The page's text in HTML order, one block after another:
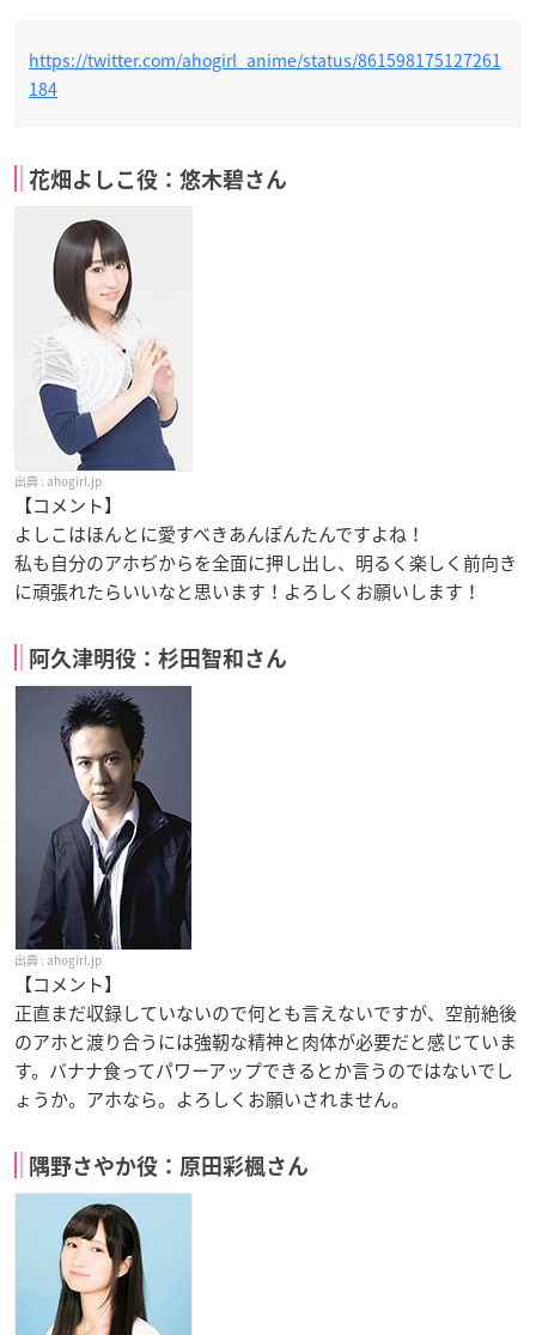
https://twitter.com/ahogirl_anime/status/861598175127261
184
花畑よしこ役：悠木碧さん
ahogirl.jp
【コメント】
よしこはほんとに愛すべきあんぽんたんですよね！
私も自分のアホぢからを全面に押し出し、明るく楽しく前向き
に頑張れたらいいなと思います！よろしくお願いします！
阿久津明役：杉田智和さん
ahogirl.jp
【コメント】
正直まだ収録していないので何とも言えないですが、空前絶後
のアホと渡り合うには強靭な精神と肉体が必要だと感じていま
す。バナナ食ってパワーアップできるとか言うのではないでし
ょうか。アホなら。よろしくお願いされません。
隅野さやか役：原田彩楓さん